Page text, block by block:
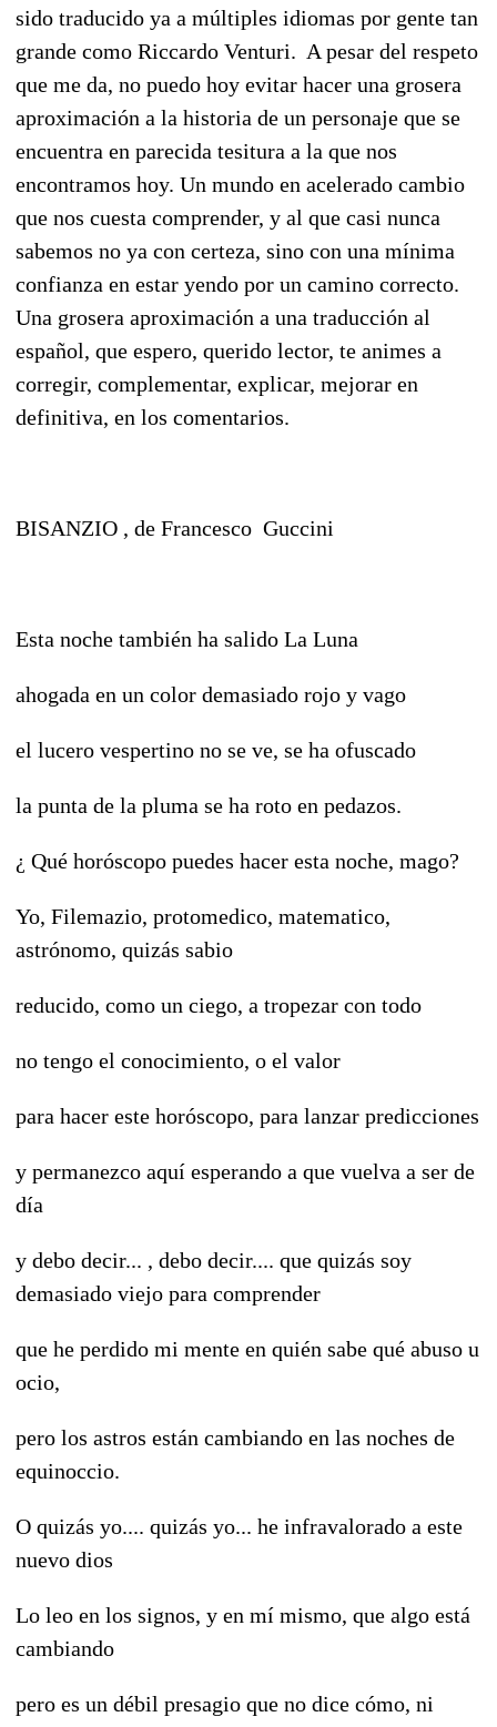
sido traducido ya a múltiples idiomas por gente tan
grande como Riccardo Venturi. A pesar del respeto
que me da, no puedo hoy evitar hacer una grosera
aproximación a la historia de un personaje que se
encuentra en parecida tesitura a la que nos
encontramos hoy. Un mundo en acelerado cambio
que nos cuesta comprender, y al que casi nunca
sabemos no ya con certeza, sino con una mínima
confianza en estar yendo por un camino correcto.
Una grosera aproximación a una traducción al
español, que espero, querido lector, te animes a
corregir, complementar, explicar, mejorar en
definitiva, en los comentarios.
BISANZIO , de Francesco Guccini
Esta noche también ha salido La Luna
ahogada en un color demasiado rojo y vago
el lucero vespertino no se ve, se ha ofuscado
la punta de la pluma se ha roto en pedazos.
¿ Qué horóscopo puedes hacer esta noche, mago?
Yo, Filemazio, protomedico, matematico,
astrónomo, quizás sabio
reducido, como un ciego, a tropezar con todo
no tengo el conocimiento, o el valor
para hacer este horóscopo, para lanzar predicciones
y permanezco aquí esperando a que vuelva a ser de
día
y debo decir... , debo decir.... que quizás soy
demasiado viejo para comprender
que he perdido mi mente en quién sabe qué abuso u
ocio,
pero los astros están cambiando en las noches de
equinoccio.
O quizás yo.... quizás yo... he infravalorado a este
nuevo dios
Lo leo en los signos, y en mí mismo, que algo está
cambiando
pero es un débil presagio que no dice cómo, ni